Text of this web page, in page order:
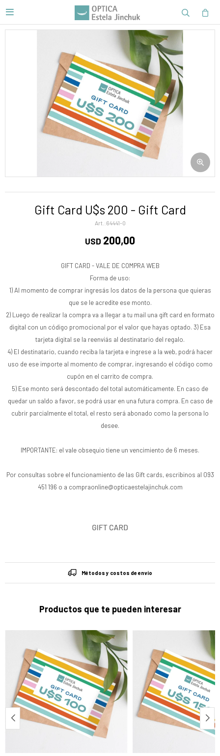

Gift Card U$s 200 - Gift Card
64441-0
USD 200,00
GIFT CARD - VALE DE COMPRA WEB
Forma de uso:
1) Al momento de comprar ingresás los datos de la persona que quieras
que se le acredite ese monto.
2) Luego de realizar la compra va a llegar a tu mail una gift card en formato
digital con un código promocional por el valor que hayas optado. 3) Esa
tarjeta digital se la reenviás al destinatario del regalo.
4) El destinatario, cuando reciba la tarjeta e ingrese a la web, podrá hacer
uso de ese importe al momento de comprar, ingresando el código como
cupón en el carrito de compra.
5) Ese monto será descontado del total automáticamente. En caso de
quedar un saldo a favor, se podrá usar en una futura compra. En caso de
cubrir parcialmente el total, el resto será abonado como la persona lo
desee.
IMPORTANTE: el vale obsequio tiene un vencimiento de 6 meses.
Por consultas sobre el funcionamiento de las Gift cards, escribinos al 093
451 196 o a compraonline@opticaestelajinchuk.com
Métodos y costos de envío
Productos que te pueden interesar